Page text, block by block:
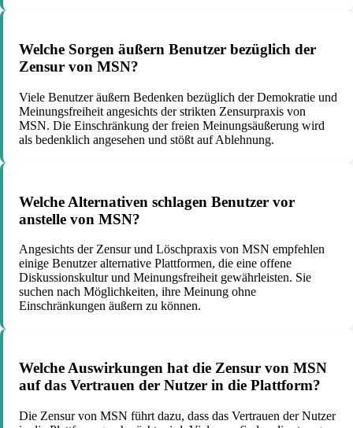
Welche Sorgen äußern Benutzer bezüglich der
Zensur von MSN?
Viele Benutzer äußern Bedenken bezüglich der Demokratie und
Meinungsfreiheit angesichts der strikten Zensurpraxis von
MSN. Die Einschränkung der freien Meinungsäußerung wird
als bedenklich angesehen und stößt auf Ablehnung.
Welche Alternativen schlagen Benutzer vor
anstelle von MSN?
Angesichts der Zensur und Löschpraxis von MSN empfehlen
einige Benutzer alternative Plattformen, die eine offene
Diskussionskultur und Meinungsfreiheit gewährleisten. Sie
suchen nach Möglichkeiten, ihre Meinung ohne
Einschränkungen äußern zu können.
Welche Auswirkungen hat die Zensur von MSN
auf das Vertrauen der Nutzer in die Plattform?
Die Zensur von MSN führt dazu, dass das Vertrauen der Nutzer